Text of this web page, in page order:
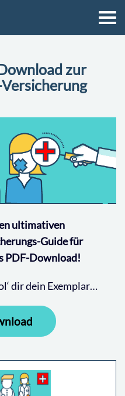
zur
ultimativen
Guide für
PDF-Download!
dir dein Exemplar…